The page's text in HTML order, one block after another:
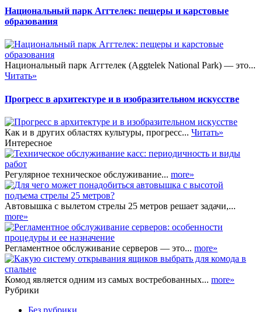
Национальный парк Аггтелек: пещеры и карстовые
образования
Национальный парк Аггтелек (Aggtelek National Park) — это...
Читать»
Прогресс в архитектуре и в изобразительном искусстве
Как и в других областях культуры, прогресс... Читать»
Интересное
Регулярное техническое обслуживание... more»
Автовышка с вылетом стрелы 25 метров решает задачи,...
more»
Регламентное обслуживание серверов — это... more»
Комод является одним из самых востребованных... more»
Рубрики
Без рубрики